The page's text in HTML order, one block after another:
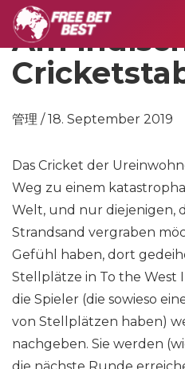
Am
管理 / 18. September 2019
Das Cricket der
Weg zu einem
Welt, und nur diejenigen,
Strandsand vergraben
Gefühl haben, dort
Stellplätze in To the West
die Spieler (die sowieso
von Stellplätzen haben)
nachgeben. Sie werden